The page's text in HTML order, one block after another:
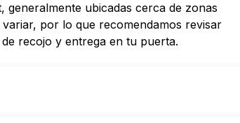
ubicadas cerca de zonas
por lo que recomendamos revisar
recojo y entrega en tu puerta.